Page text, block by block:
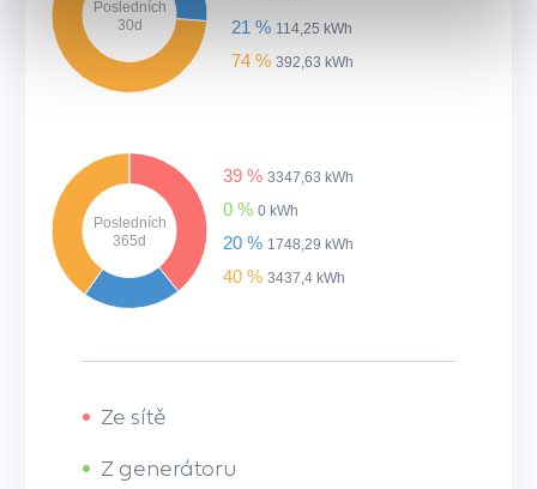
Posledních
30d
21 % 114,25 kWh
74 % 392,63 kWh
Posledních
365d
39 % 3347,63 kWh
0 % 0 kWh
20 % 1748,29 kWh
40 % 3437,4 kWh
• Ze sítě
• Z generátoru